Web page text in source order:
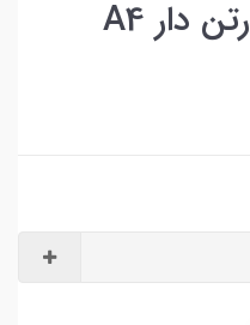
کاغذ A4 رزپرینت کارتن دار A4